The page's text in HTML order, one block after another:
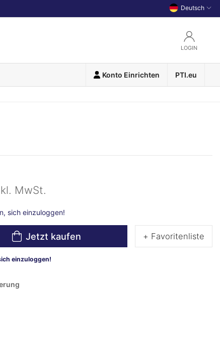
Deutsch
LOGIN
Konto Einrichten PTI.eu
MwSt.
sich einzuloggen!
Jetzt kaufen
einzuloggen!
+ Favoritenliste